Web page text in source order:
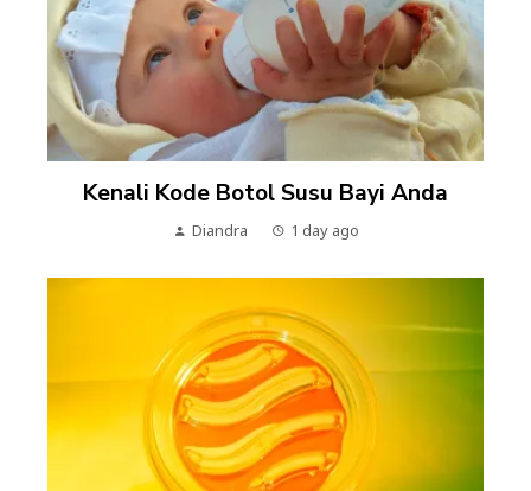
Kenali Kode Botol Susu Bayi Anda
Diandra 1 day ago